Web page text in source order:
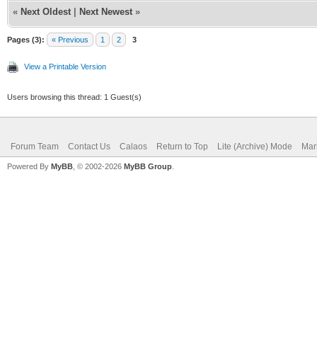
« Next Oldest Next Newest »
Pages (3): « Previous 1 2 3
View a Printable Version
Users browsing this thread: 1 Guest(s)
Forum Team Contact Us Calaos Return to Top Lite (Archive) Mode
Powered By MyBB , © 2002-2026 MyBB Group